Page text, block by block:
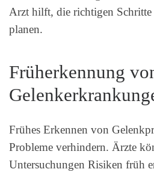
Arzt hilft, die richtigen Schritte
planen.
Früherkennung
Frühes Erkennen von
Probleme verhindern. Ärzte
Untersuchungen Risiken früh